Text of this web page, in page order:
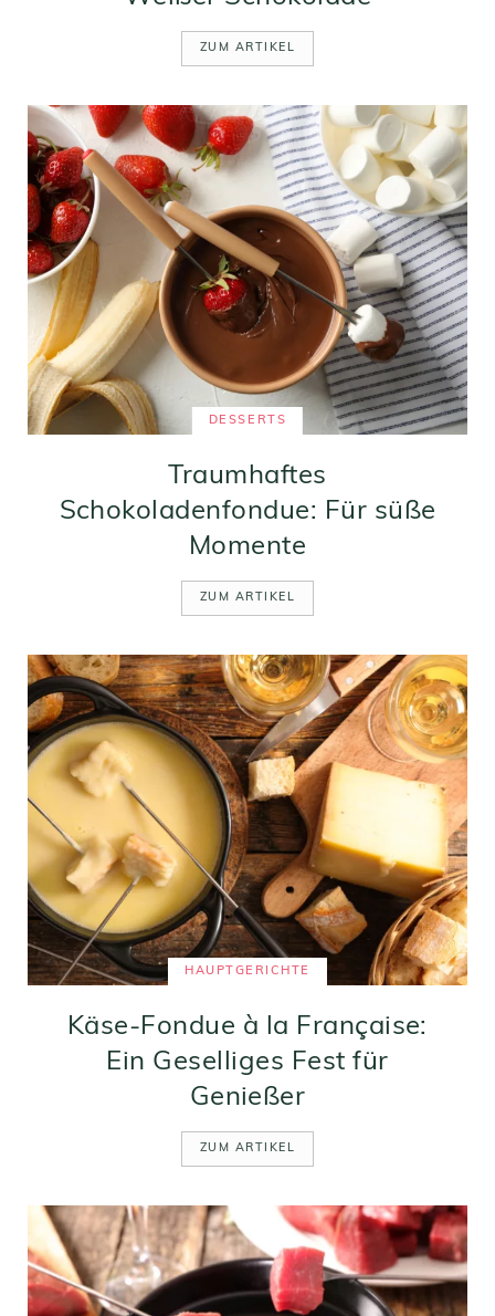
ZUM ARTIKEL
DESSERTS
Traumhaftes
Schokoladenfondue: Für süße
Momente
ZUM ARTIKEL
HAUPTGERICHTE
Käse-Fondue à la Française:
Ein Geselliges Fest für
Genießer
ZUM ARTIKEL